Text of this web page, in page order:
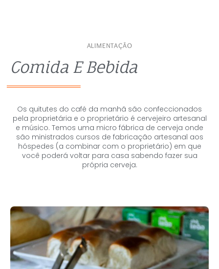
ALIMENTAÇÃO
Comida E Bebida
Os quitutes do café da manhã são confeccionados
pela proprietária e o proprietário é cervejeiro artesanal
e músico. Temos uma micro fábrica de cerveja onde
são ministrados cursos de fabricação artesanal aos
hóspedes (a combinar com o proprietário) em que
você poderá voltar para casa sabendo fazer sua
própria cerveja.